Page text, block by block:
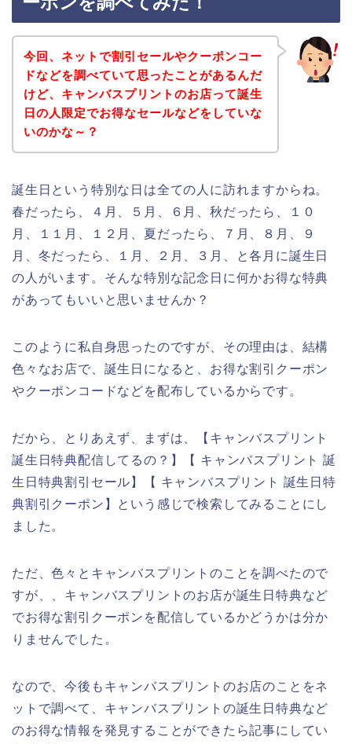
今回、ネットで割引セールやクーポンコー
ドなどを調べていて思ったことがあるんだ
けど、キャンバスプリントのお店って誕生
日の人限定でお得なセールなどをしていな
いのかな～？
誕生日という特別な日は全ての人に訪れますからね。
春だったら、４月、５月、６月、秋だったら、１０
月、１１月、１２月、夏だったら、７月、８月、９
月、冬だったら、１月、２月、３月、と各月に誕生日
の人がいます。そんな特別な記念日に何かお得な特典
があってもいいと思いませんか？
このように私自身思ったのですが、その理由は、結構
色々なお店で、誕生日になると、お得な割引クーポン
やクーポンコードなどを配布しているからです。
だから、とりあえず、まずは、【キャンバスプリント
誕生日特典配信してるの？】【 キャンバスプリント 誕
生日特典割引セール】【 キャンバスプリント 誕生日特
典割引クーポン】という感じで検索してみることにし
ました。
ただ、色々とキャンバスプリントのことを調べたので
すが、、キャンバスプリントのお店が誕生日特典など
でお得な割引クーポンを配信しているかどうかは分か
りませんでした。
なので、今後もキャンバスプリントのお店のことをネ
ットで調べて、キャンバスプリントの誕生日特典など
のお得な情報を発見することができたら記事にしてい